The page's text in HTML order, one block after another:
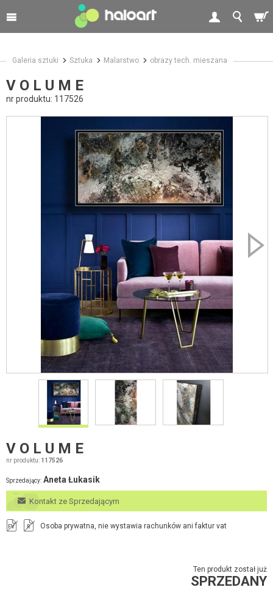
Galeria sztuki Sztuka Malarstwo obrazy tech. mieszana
V O L U M E
nr produktu: 117526
V O L U M E
nr produktu: 117526
Sprzedający: Aneta Łukasik
Kontakt ze Sprzedającym
FV R Osoba prywatna, nie wystawia rachunków ani faktur vat
Ten produkt został już
SPRZEDANY